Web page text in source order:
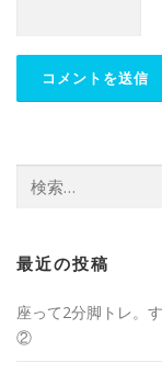
最近の投稿
座って2分脚トレ。
②